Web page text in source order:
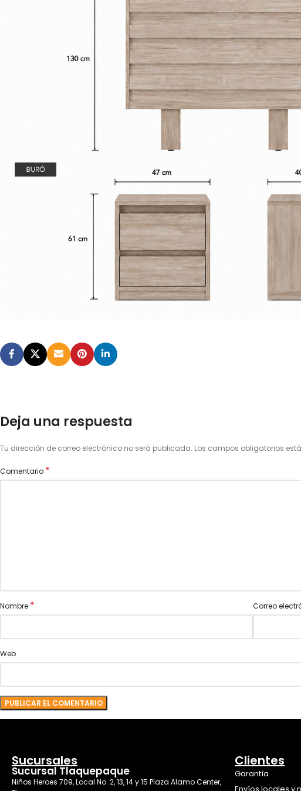
Deja una respuesta
Tu dirección de correo electrónico no será publicada. Los campos obligatorios
Comentario *
Nombre * Correo
Web
Sucursales
Sucursal Tlaquepaque
Niños Heroes 709, Local No. 2, 13, 14 y 15 Plaza Alamo Center,
Clientes
Garantía